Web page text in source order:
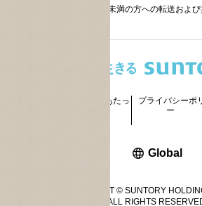
お酒に関する情報の20歳未満の方への転送およ
COPYRIGHT © SUNTORY
ALL RIGHTS
ご利用にあたっ
プライバシーポ
ー
Global新